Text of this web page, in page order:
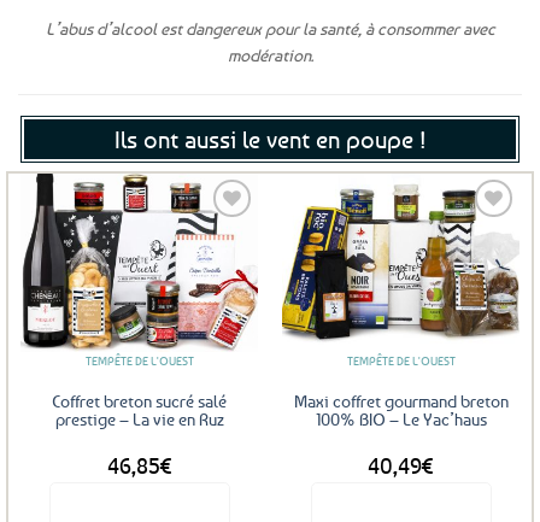
L’abus d’alcool est dangereux pour la santé, à consommer avec
modération.
Ils ont aussi le vent en poupe !
Ajouter
aux
favoris
TEMPÊTE DE L'OUEST
Coffret breton sucré salé
prestige – La vie en Ruz
46,85€
Ajouter
aux
favoris
TEMPÊTE DE L'OUEST
Maxi coffret gourmand breton
100% BIO – Le Yac’haus
40,49€